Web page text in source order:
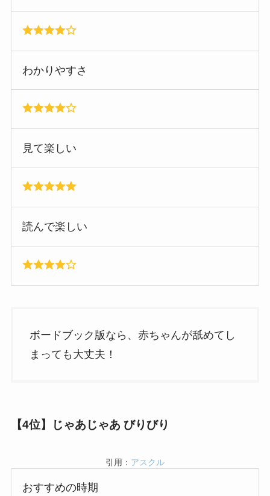
わかりやすさ
見て楽しい
読んで楽しい
ボードブック版なら、赤ちゃんが舐めてし
まっても大丈夫！
【4位】じゃあじゃあ びりびり
引用： アスクル
おすすめの時期